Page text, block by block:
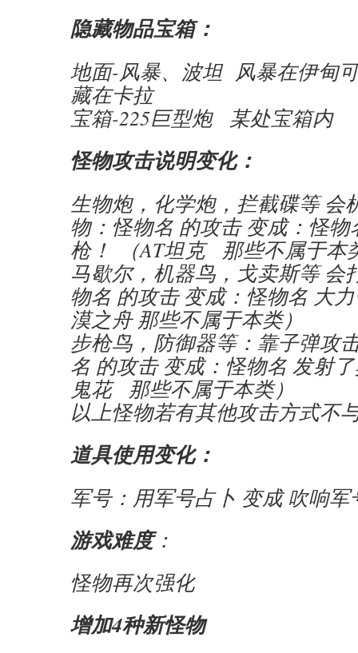
隐藏物品宝箱：
地面-风暴、波坦 风暴在伊甸
藏在卡拉
宝箱-225巨型炮 某处宝箱内
怪物攻击说明变化：
生物炮，化学炮，拦截碟等 会
物：怪物名 的攻击 变成：怪物
枪！ （AT坦克 那些不属于本
马歇尔，机器鸟，戈卖斯等 会
物名 的攻击 变成：怪物名 大
漠之舟 那些不属于本类）
步枪鸟，防御器等：靠子弹攻
名 的攻击 变成：怪物名 发射
鬼花 那些不属于本类）
以上怪物若有其他攻击方式不
道具使用变化：
军号：用军号占卜 变成 吹响军
游戏难度：
怪物再次强化
增加4种新怪物